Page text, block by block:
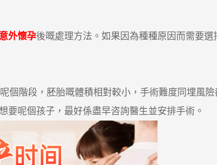
意外懷孕後嘅處理方法。如果因為種種原因而需要
階段，胚胎嘅體積相對較小，手術難度同埋風險
要呢個孩子，最好係盡早咨詢醫生並安排手術。